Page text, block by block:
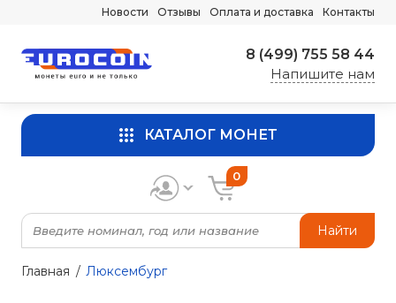
Новости Отзывы Оплата и доставка Контакты
8 (499) 755 58 44
Напишите нам
КАТАЛОГ МОНЕТ
Найти
0
Главная Люксембург